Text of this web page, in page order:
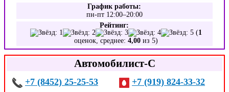
График работы:
пн-пт 12:00–20:00
Рейтинг:
(1
оценок, среднее:4,00 из 5)
Автомобилист-С
+7 (8452) 25-25-53 +7 (919) 824-33-32